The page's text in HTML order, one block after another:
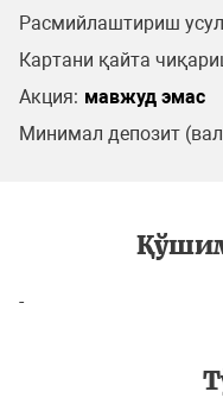
Расмийлаштириш
Картани қайта
Акция: мавжуд эмас
Минимал депозит
-